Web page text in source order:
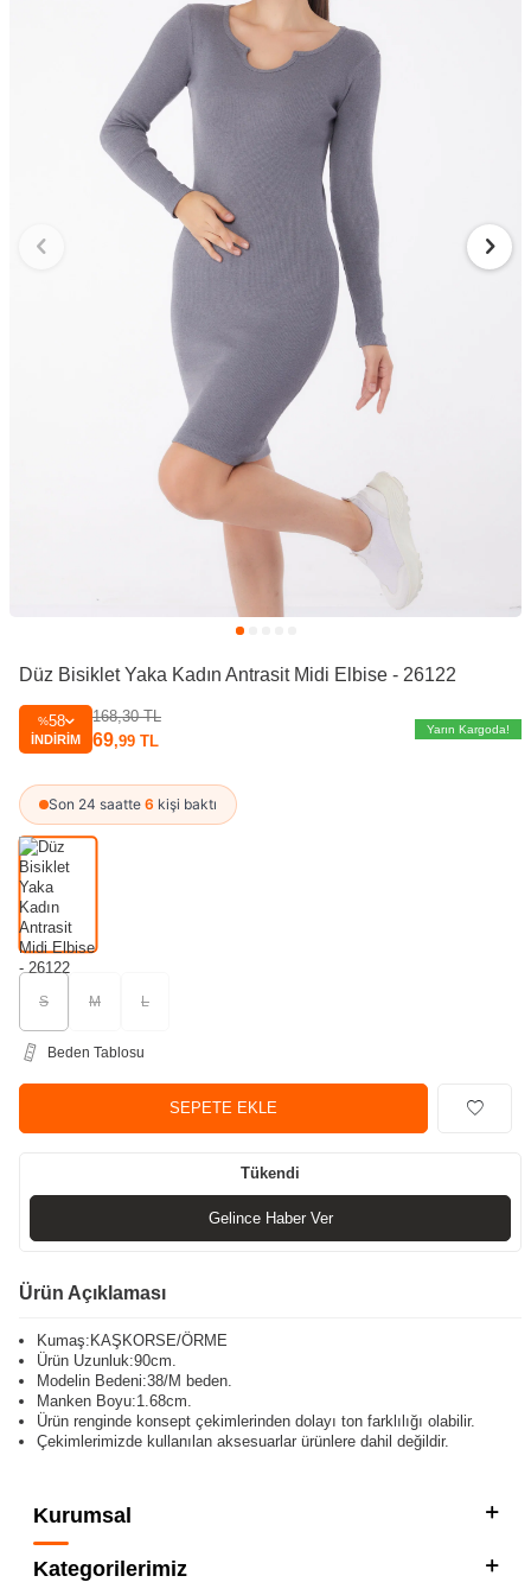
Düz Bisiklet Yaka Kadın Antrasit Midi Elbise - 26122
%58
İNDIRIM
168,30TL
69,99 TL
Yarın Kargoda!
Son 24 saatte 6 kişi baktı
S M L
Beden Tablosu
SEPETE EKLE
Tükendi
Gelince Haber Ver
Ürün Açıklaması
Kumaş:KAŞKORSE/ÖRME
Ürün Uzunluk:90cm.
Modelin Bedeni:38/M beden.
Manken Boyu:1.68cm.
Ürün renginde konsept çekimlerinden dolayı ton farklılığı olabilir.
Çekimlerimizde kullanılan aksesuarlar ürünlere dahil değildir.
Kurumsal
Kategorilerimiz